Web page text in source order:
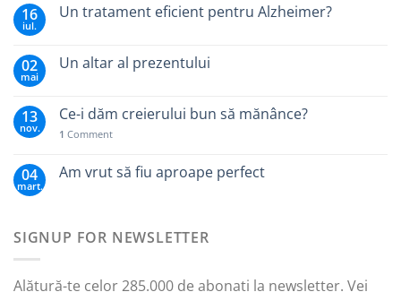
16
iul.
Un tratament eficient pentru Alzheimer?
02
mai
Un altar al prezentului
13
nov.
Ce-i dăm creierului bun să mănânce?
1 Comment
04
mart.
Am vrut să fiu aproape perfect
SIGNUP FOR NEWSLETTER
Alătură-te celor 285.000 de abonați la newsletter. Vei